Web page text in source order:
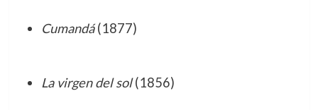
Cumandá(1877)
La virgen del sol(1856)